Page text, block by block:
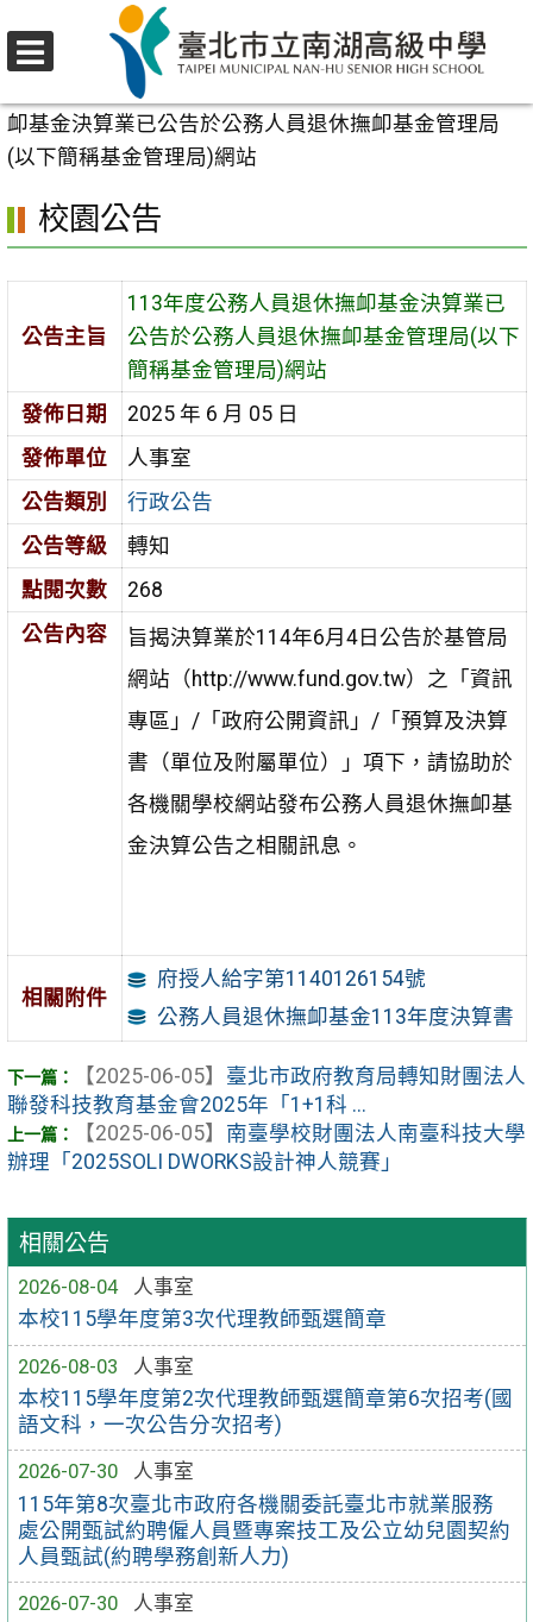
至
要
內
校園公告
卹基金決算業已公告於公務人員退休撫卹基金管理局
(以下簡稱基金管理局)網站
相關公告
2026-08-04
人事室
本校115學年度第3次代理教師甄選簡章
2026-08-03
人事室
本校115學年度第2次代理教師甄選簡章第6次招考(國
語文科，一次公告分次招考)
2026-07-30
人事室
115年第8次臺北市政府各機關委託臺北市就業服務
處公開甄試約聘僱人員暨專案技工及公立幼兒園契約
人員甄試(約聘學務創新人力)
2026-07-30
人事室
校園公告
公告主旨
113年度公務人員退休撫卹基金決算業已
公告於公務人員退休撫卹基金管理局(以下
簡稱基金管理局)網站
發佈日期
2025 年 6 月 05 日
發佈單位
人事室
公告類別
行政公告
公告等級
轉知
點閱次數
268
公告內容
旨揭決算業於114年6月4日公告於基管局
網站（http://www.fund.gov.tw）之「資訊
專區」/「政府公開資訊」/「預算及決算
書（單位及附屬單位）」項下，請協助於
各機關學校網站發布公務人員退休撫卹基
金決算公告之相關訊息。
相關附件
府授人給字第1140126154號
公務人員退休撫卹基金113年度決算書
【2025-06-05】 臺北市政府教育局轉知財團法人
聯發科技教育基金會2025年「1+1科 ...
【2025-06-05】 南臺學校財團法人南臺科技大學
辦理「2025SOLI DWORKS設計神人競賽」
選
單